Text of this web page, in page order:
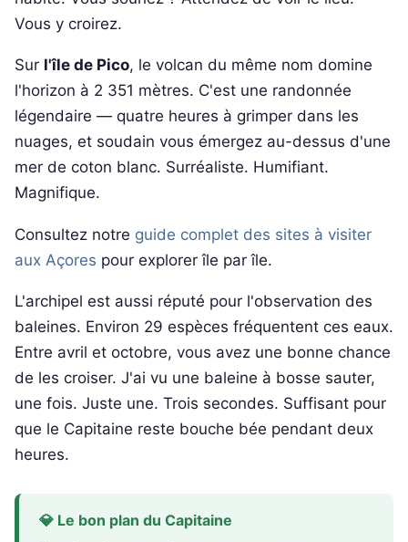
Vous y croirez.
Sur l'île de Pico, le volcan du même nom domine
l'horizon à 2 351 mètres. C'est une randonnée
légendaire — quatre heures à grimper dans les
nuages, et soudain vous émergez au-dessus d'une
mer de coton blanc. Surréaliste. Humifiant.
Magnifique.
Consultez notre guide complet des sites à visiter
aux Açores pour explorer île par île.
L'archipel est aussi réputé pour l'observation des
baleines. Environ 29 espèces fréquentent ces eaux.
Entre avril et octobre, vous avez une bonne chance
de les croiser. J'ai vu une baleine à bosse sauter,
une fois. Juste une. Trois secondes. Suffisant pour
que le Capitaine reste bouche bée pendant deux
heures.
💎 Le bon plan du Capitaine